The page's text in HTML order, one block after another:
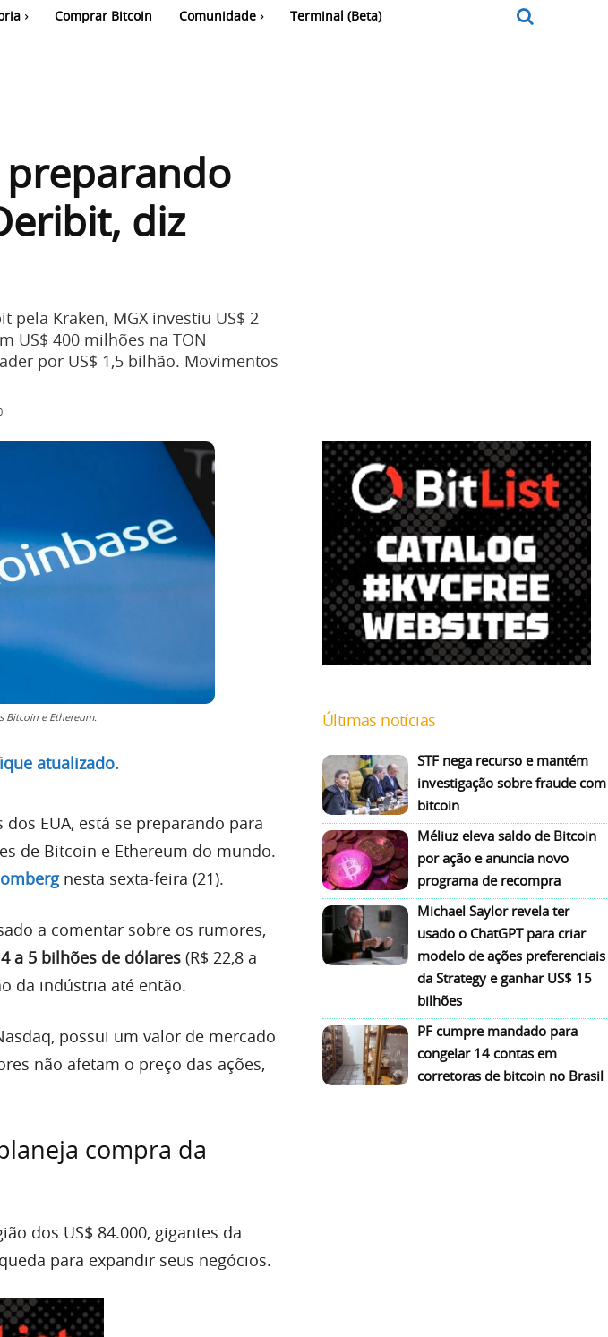
Comprar Bitcoin Comunidade Terminal (Beta)
preparando
diz
Kraken, MGX investiu US$ 2
US$ 400 milhões na TON
por US$ 1,5 bilhão. Movimentos
Bitcoin e Ethereum.
atualizado.
EUA, está se preparando para
de Bitcoin e Ethereum do mundo.
nesta sexta-feira (21).
a comentar sobre os rumores,
a 5 bilhões de dólares (R$ 22,8 a
da indústria até então.
possui um valor de mercado
não afetam o preço das ações,
compra da
dos US$ 84.000, gigantes da
para expandir seus negócios.
Últimas notícias
STF nega recurso e mantém
investigação sobre fraude com
bitcoin
Méliuz eleva saldo de Bitcoin
por ação e anuncia novo
programa de recompra
Michael Saylor revela ter
usado o ChatGPT para criar
modelo de ações preferenciais
da Strategy e ganhar US$ 15
bilhões
PF cumpre mandado para
congelar 14 contas em
corretoras de bitcoin no Brasil